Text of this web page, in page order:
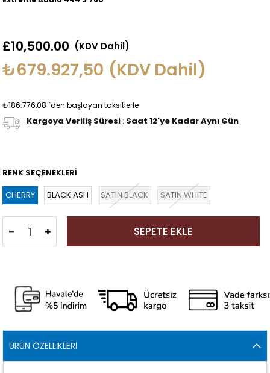
£10,500.00 (KDV Dahil)
₺679.927,50 (KDV Dahil)
₺186.776,08 `den başlayan taksitlerle
Kargoya Veriliş Süresi : Saat 12'ye Kadar Aynı Gün
RENK SEÇENEKLERİ
CHERRY
BLACK ASH SATIN BLACK SATIN WHITE
ÜRÜN ÖZELLIKLERI